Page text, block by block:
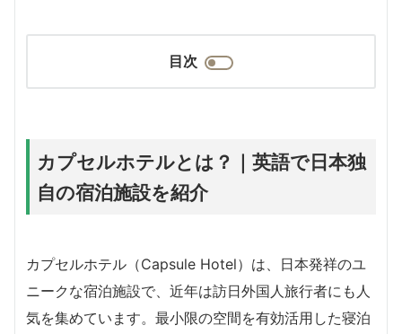
目次
カプセルホテルとは？｜英語で日本独
自の宿泊施設を紹介
カプセルホテル（Capsule Hotel）は、日本発祥のユ
ニークな宿泊施設で、近年は訪日外国人旅行者にも人
気を集めています。最小限の空間を有効活用した寝泊